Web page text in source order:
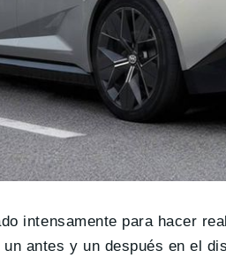
intensamente para hacer
un antes y un después en el